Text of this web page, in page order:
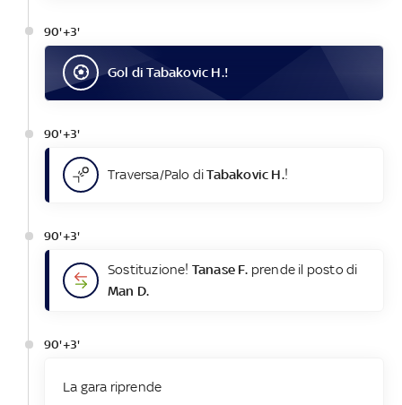
90'+3'
Gol diTabakovic H.!
90'+3'
Traversa/Palo diTabakovic H.!
90'+3'
Sostituzione! Tanase F. prende il posto di
Man D.
90'+3'
La gara riprende